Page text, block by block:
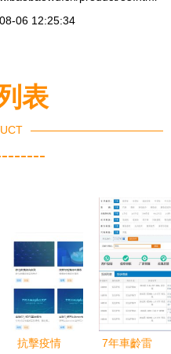
06 12:25:34
表
抗擊疫情
7年車齡雷